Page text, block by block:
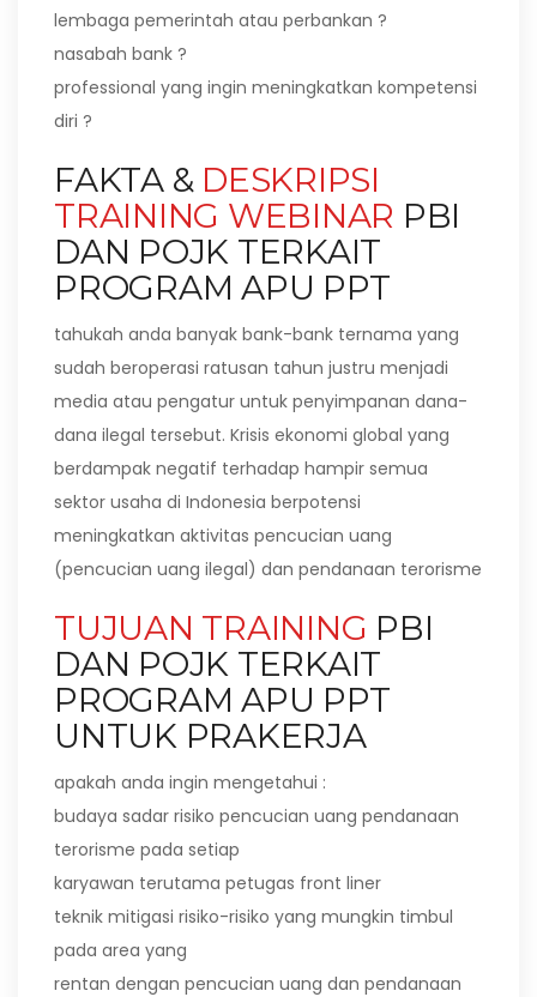
lembaga pemerintah atau perbankan ?
nasabah bank ?
professional yang ingin meningkatkan kompetensi
diri ?
FAKTA & DESKRIPSI
TRAINING WEBINAR PBI
DAN POJK TERKAIT
PROGRAM APU PPT
tahukah anda banyak bank-bank ternama yang
sudah beroperasi ratusan tahun justru menjadi
media atau pengatur untuk penyimpanan dana-
dana ilegal tersebut. Krisis ekonomi global yang
berdampak negatif terhadap hampir semua
sektor usaha di Indonesia berpotensi
meningkatkan aktivitas pencucian uang
(pencucian uang ilegal) dan pendanaan terorisme
TUJUAN TRAINING PBI
DAN POJK TERKAIT
PROGRAM APU PPT
UNTUK PRAKERJA
apakah anda ingin mengetahui :
budaya sadar risiko pencucian uang pendanaan
terorisme pada setiap
karyawan terutama petugas front liner
teknik mitigasi risiko-risiko yang mungkin timbul
pada area yang
rentan dengan pencucian uang dan pendanaan